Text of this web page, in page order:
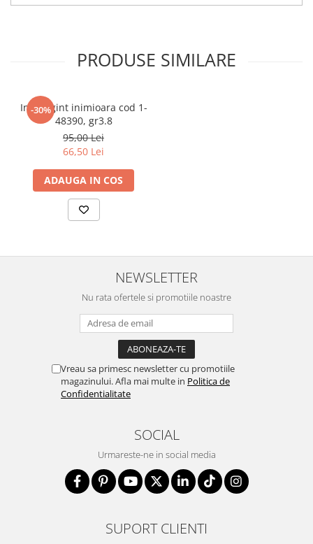
marimea 63
PRODUSE SIMILARE
-30%
Inel argint inimioara cod 1-
48390, gr3.8
95,00 Lei
66,50 Lei
ADAUGA IN COS
NEWSLETTER
Nu rata ofertele si promotiile noastre
Vreau sa primesc newsletter cu promotiile
magazinului. Afla mai multe in Politica de
Confidentialitate
SOCIAL
Urmareste-ne in social media
SUPORT CLIENTI